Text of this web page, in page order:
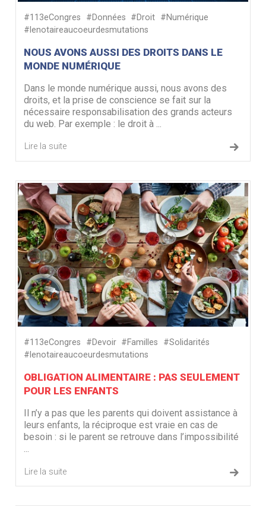
#113eCongres #Données #Droit #Numérique
#lenotaireaucoeurdesmutations
NOUS AVONS AUSSI DES DROITS DANS LE
MONDE NUMÉRIQUE
Dans le monde numérique aussi, nous avons des
droits, et la prise de conscience se fait sur la
nécessaire responsabilisation des grands acteurs
du web. Par exemple : le droit à ...
Lire la suite
#113eCongres #Devoir #Familles
#Solidarités
#lenotaireaucoeurdesmutations
OBLIGATION ALIMENTAIRE : PAS SEULEMENT
POUR LES ENFANTS
Il n’y a pas que les parents qui doivent assistance à
leurs enfants, la réciproque est vraie en cas de
besoin : si le parent se retrouve dans l’impossibilité
...
Lire la suite